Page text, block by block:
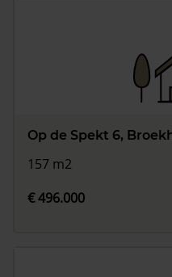
Op de Spekt 6,
157 m2
€ 496.000